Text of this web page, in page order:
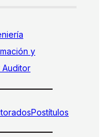
y
Auditor
Postítulos